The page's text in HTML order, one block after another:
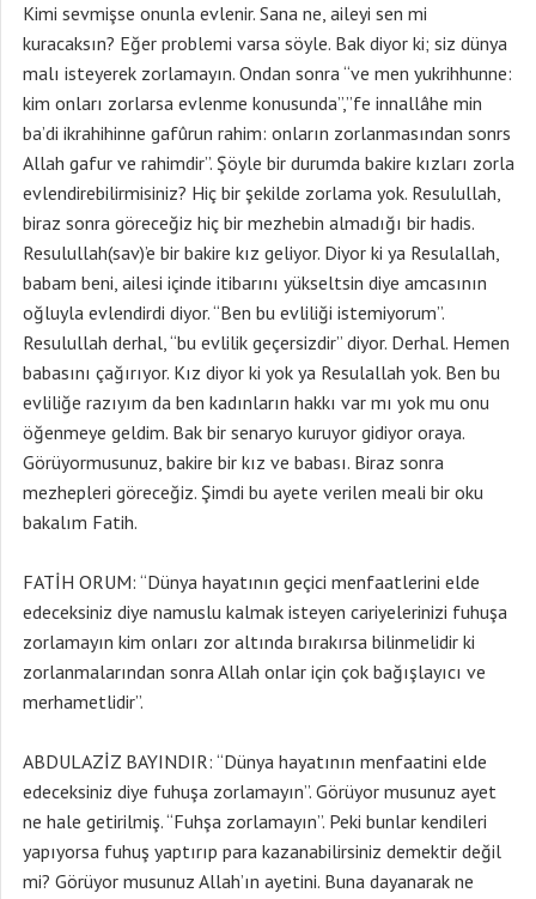
Kimi sevmişse onunla evlenir. Sana ne, aileyi sen mi
kuracaksın? Eğer problemi varsa söyle. Bak diyor ki; siz dünya
malı isteyerek zorlamayın. Ondan sonra “ve men yukrihhunne:
kim onları zorlarsa evlenme konusunda”,”fe innallâhe min
ba’di ikrahihinne gafûrun rahim: onların zorlanmasından sonrs
Allah gafur ve rahimdir”. Şöyle bir durumda bakire kızları zorla
evlendirebilirmisiniz? Hiç bir şekilde zorlama yok. Resulullah,
biraz sonra göreceğiz hiç bir mezhebin almadığı bir hadis.
Resulullah(sav)’e bir bakire kız geliyor. Diyor ki ya Resulallah,
babam beni, ailesi içinde itibarını yükseltsin diye amcasının
oğluyla evlendirdi diyor. “Ben bu evliliği istemiyorum”.
Resulullah derhal, “bu evlilik geçersizdir” diyor. Derhal. Hemen
babasını çağırıyor. Kız diyor ki yok ya Resulallah yok. Ben bu
evliliğe razıyım da ben kadınların hakkı var mı yok mu onu
öğenmeye geldim. Bak bir senaryo kuruyor gidiyor oraya.
Görüyormusunuz, bakire bir kız ve babası. Biraz sonra
mezhepleri göreceğiz. Şimdi bu ayete verilen meali bir oku
bakalım Fatih.
FATİH ORUM: “Dünya hayatının geçici menfaatlerini elde
edeceksiniz diye namuslu kalmak isteyen cariyelerinizi fuhuşa
zorlamayın kim onları zor altında bırakırsa bilinmelidir ki
zorlanmalarından sonra Allah onlar için çok bağışlayıcı ve
merhametlidir”.
ABDULAZİZ BAYINDIR: “Dünya hayatının menfaatini elde
edeceksiniz diye fuhuşa zorlamayın”. Görüyor musunuz ayet
ne hale getirilmiş. “Fuhşa zorlamayın”. Peki bunlar kendileri
yapıyorsa fuhuş yaptırıp para kazanabilirsiniz demektir değil
mi? Görüyor musunuz Allah’ın ayetini. Buna dayanarak ne